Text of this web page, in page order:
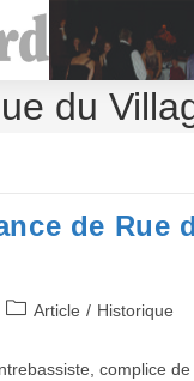
du
de Rue
PostArticle / Historique
complice